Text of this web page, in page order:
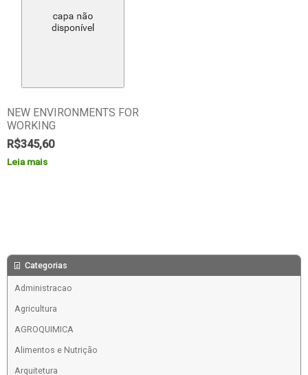
NEW ENVIRONMENTS FOR
WORKING
R$345,60
Leia mais
Categorias
Administracao
Agricultura
AGROQUIMICA
Alimentos e Nutrição
Arquitetura